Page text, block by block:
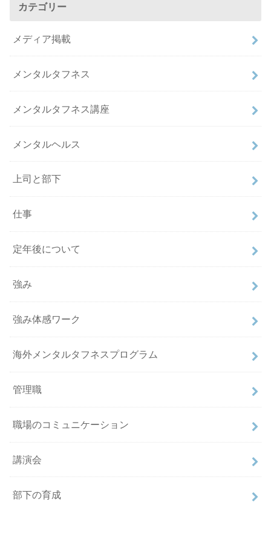
カテゴリー
メディア掲載
メンタルタフネス
メンタルタフネス講座
メンタルヘルス
上司と部下
仕事
定年後について
強み
強み体感ワーク
海外メンタルタフネスプログラム
管理職
職場のコミュニケーション
講演会
部下の育成